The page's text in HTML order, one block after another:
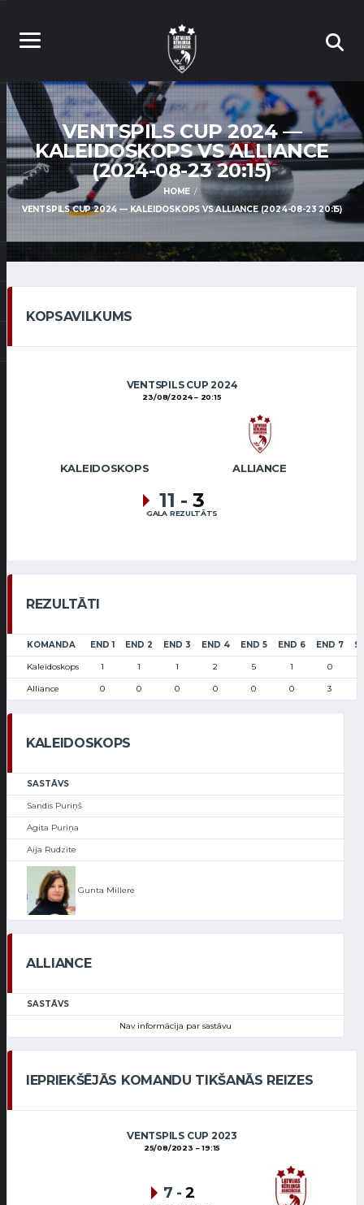
VENTSPILS CUP 2024 —
KALEIDOSKOPS VS ALLIANCE
(2024-08-23 20:15)
HOME
VENTSPILS CUP 2024 — KALEIDOSKOPS VS ALLIANCE (2024-08-23 20:15)
KOPSAVILKUMS
VENTSPILS CUP 2024
23/08/2024 20:15
KALEIDOSKOPS ALLIANCE
11 - 3
GALA REZULTĀTS
REZULTĀTI
KOMANDA END 1 END 2 END 3 END 4 END 5 END 6 END 7
Kaleidoskops 1 1 1 2 5 1 0
Alliance 0 0 0 0 0 0 3
KALEIDOSKOPS
SASTĀVS
Sandis Puriņš
Agita Puriņa
Aija Rudzīte
Gunta Millere
ALLIANCE
SASTĀVS
Nav informācija par sastāvu
IEPRIEKŠĒJĀS KOMANDU TIKŠANĀS REIZES
VENTSPILS CUP 2023
25/08/2023 19:15
7 - 2